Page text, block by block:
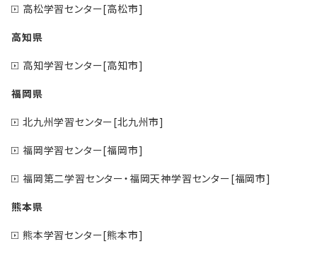
高松学習センター[高松市]
高知県
高知学習センター[高知市]
福岡県
北九州学習センター[北九州市]
福岡学習センター[福岡市]
福岡第二学習センター・福岡天神学習センター[福岡市]
熊本県
熊本学習センター[熊本市]